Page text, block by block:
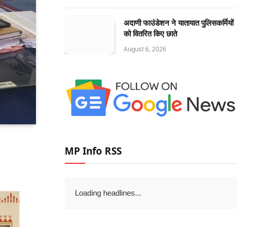
अदाणी फाउंडेशन ने यातायात पुलिसकर्मियों
को वितरित किए छाते
August 6, 2026
MP Info RSS
Loading headlines...